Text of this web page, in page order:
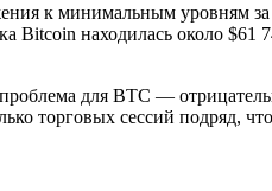
к минимальным уровням
Bitcoin находилась около
для BTC —
торговых сессий подряд,